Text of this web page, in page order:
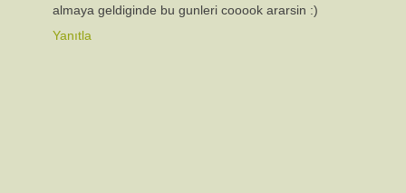
almaya geldiginde bu gunleri cooook ararsin :)
Yanıtla